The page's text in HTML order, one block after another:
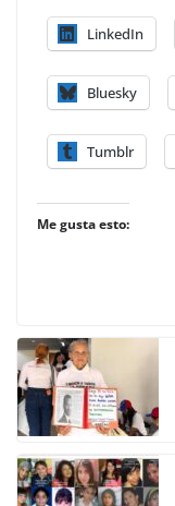
LinkedIn
Bluesky
Tumblr
Me gusta esto: